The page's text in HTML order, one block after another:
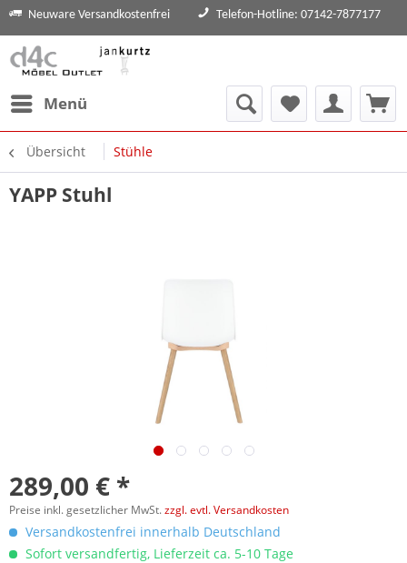
Neuware Versandkostenfrei Telefon-Hotline: 07142-7877177
Menü
Übersicht Stühle
YAPP Stuhl
289,00 € *
Preise inkl. gesetzlicher MwSt.zzgl. evtl. Versandkosten
Versandkostenfrei innerhalb Deutschland
Sofort versandfertig, Lieferzeit ca. 5-10 Tage